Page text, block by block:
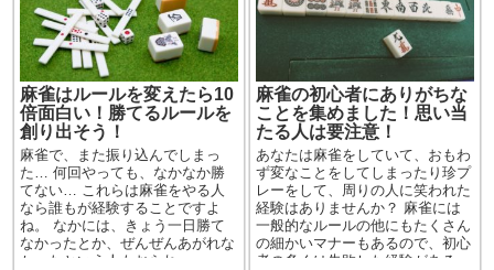
麻雀はルールを変えたら10
倍面白い！勝てるルールを
創り出そう！
麻雀で、また振り込んでしまっ
た… 何回やっても、なかなか勝
てない… これらは麻雀をやる人
なら誰もが経験することですよ
ね。 なかには、きょう一日勝て
なかったとか、ぜんぜんあがれな
かったという人もおられ...
麻雀の初心者にありがちな
ことを集めました！思い当
たる人は要注意！
あなたは麻雀をしていて、おもわ
ず変なことをしてしまったり珍プ
レーをして、周りの人に笑われた
経験はありませんか？ 麻雀には
一般的なルールの他にもたくさん
の細かいマナーもあるので、初心
者の多くは失敗した経験がある